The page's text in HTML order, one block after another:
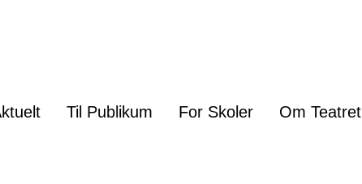
Til Publikum For Skoler Om Teatret